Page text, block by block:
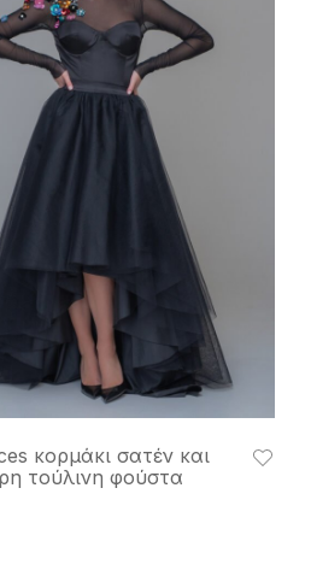
κορμάκι σατέν και
τούλινη φούστα